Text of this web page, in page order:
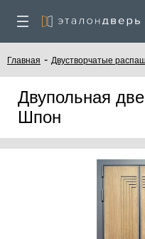
Главная - Двустворчатые
Двупольная
Шпон